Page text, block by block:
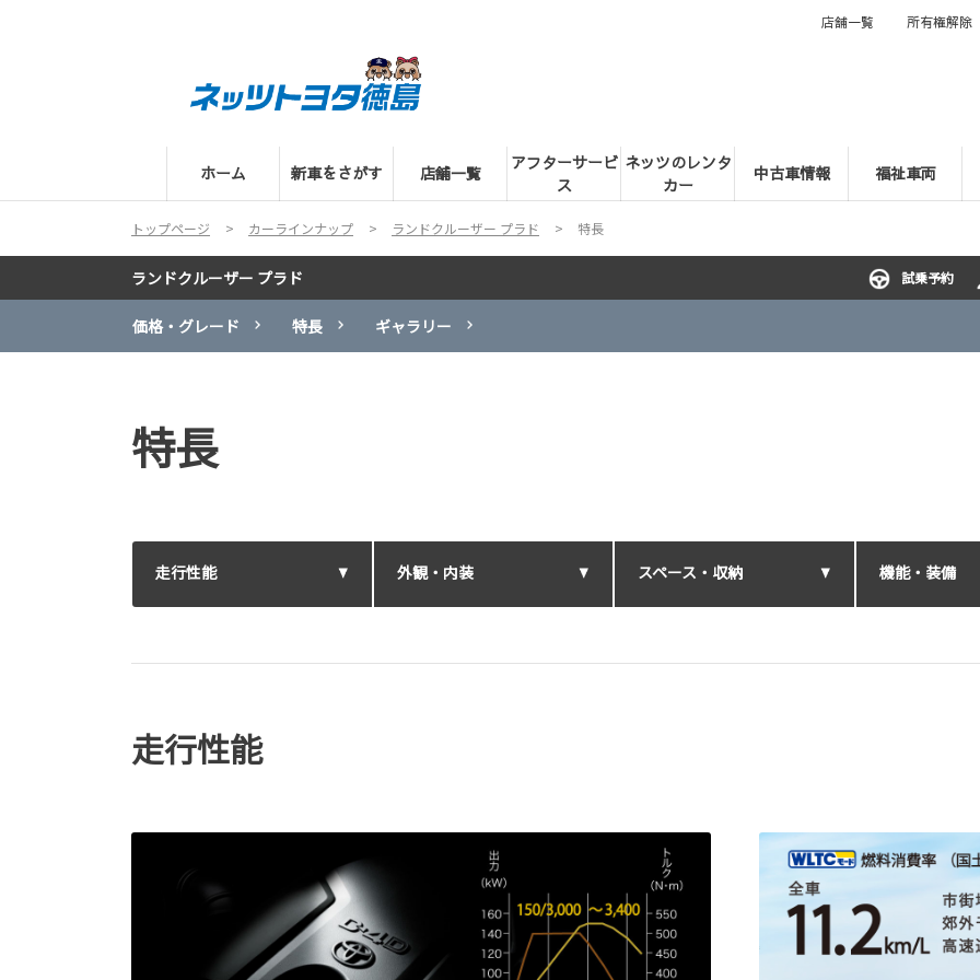
ホーム 新車をさがす 店舗一覧
アフターサービ
ス
ネッツのレンタ
カー
中古車情報 福祉車両
店舗一覧 所有権解除
トップページ カーラインナップ ランドクルーザー プラド 特長
ランドクルーザー プラド 試乗予約
価格・グレード 特長 ギャラリー
特長
走行性能 外観・内装 スペース・収納 機能・装備
走行性能